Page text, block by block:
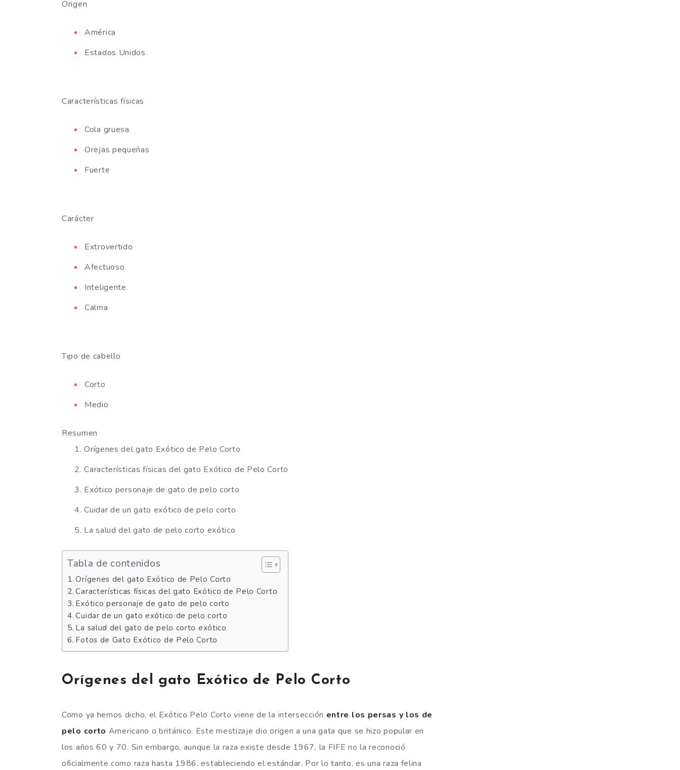
Origen
América
Estados Unidos
Características físicas
Cola gruesa
Orejas pequeñas
Fuerte
Carácter
Extrovertido
Afectuoso
Inteligente
Calma
Tipo de cabello
Corto
Medio
Resumen
Orígenes del gato Exótico de Pelo Corto
Características físicas del gato Exótico de Pelo Corto
Exótico personaje de gato de pelo corto
Cuidar de un gato exótico de pelo corto
La salud del gato de pelo corto exótico
Tabla de contenidos
Orígenes del gato Exótico de Pelo Corto
Características físicas del gato Exótico de Pelo Corto
Exótico personaje de gato de pelo corto
Cuidar de un gato exótico de pelo corto
La salud del gato de pelo corto exótico
Fotos de Gato Exótico de Pelo Corto
Orígenes del gato Exótico de Pelo Corto
Como ya hemos dicho, el Exótico Pelo Corto viene de la intersección entre los persas y los de
pelo corto Americano o británico. Este mestizaje dio origen a una gata que se hizo popular en
los años 60 y 70. Sin embargo, aunque la raza existe desde 1967, la FIFE no la reconoció
oficialmente como raza hasta 1986, estableciendo el estándar. Por lo tanto, es una raza felina